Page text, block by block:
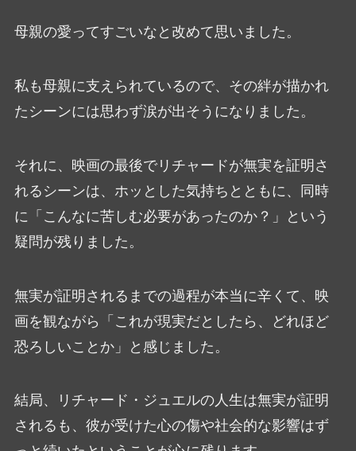
母親の愛ってすごいなと改めて思いました。
私も母親に支えられているので、その絆が描かれ
たシーンには思わず涙が出そうになりました。
それに、映画の最後でリチャードが無実を証明さ
れるシーンは、ホッとした気持ちとともに、同時
に「こんなに苦しむ必要があったのか？」という
疑問が残りました。
無実が証明されるまでの過程が本当に辛くて、映
画を観ながら「これが現実だとしたら、どれほど
恐ろしいことか」と感じました。
結局、リチャード・ジュエルの人生は無実が証明
されるも、彼が受けた心の傷や社会的な影響はず